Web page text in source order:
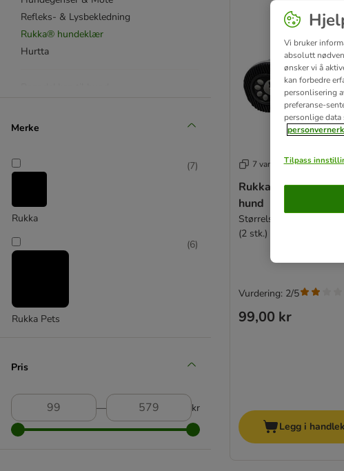
Refleks- & Lysbekledning
Rukka® hundeklær
Hurtta
Med magebeskyttelse
Merke
Rukka
(7)
Rukka Pets
(6)
Pris
― kr
7 varianter
Rukka
hund
Størrelse 3: Sålebredde
(2 stk.)
99,00 kr
Vurdering: 2/5
Legg i
Vi bruker
absolutt
ønsker vi å
kan forbedre
personlisering
preferanse-
personlige data
Tilpass